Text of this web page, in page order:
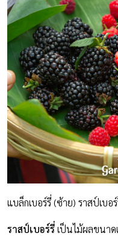
แบล็กเบอร์รี่ (ซ้าย) ราสป์เบอ
ราสป์เบอร์รี่เป็นไม้ผลขนาด